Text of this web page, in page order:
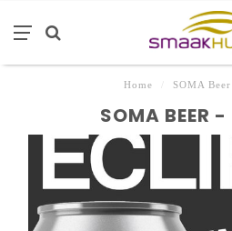
Home SOMA
SOMA BEER -